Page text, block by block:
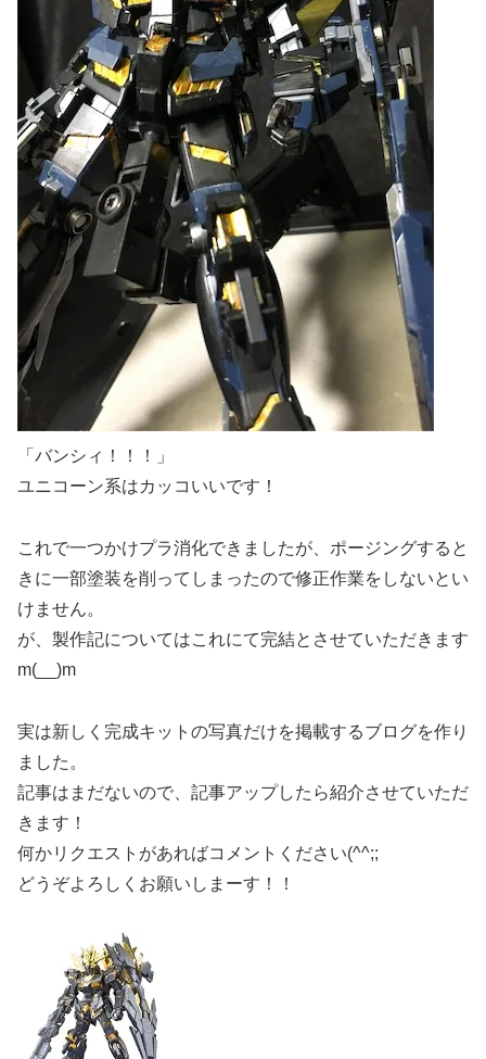
「バンシィ！！！」
ユニコーン系はカッコいいです！
これで一つかけプラ消化できましたが、ポージングすると
きに一部塗装を削ってしまったので修正作業をしないとい
けません。
が、製作記についてはこれにて完結とさせていただきます
m(__)m
実は新しく完成キットの写真だけを掲載するブログを作り
ました。
記事はまだないので、記事アップしたら紹介させていただ
きます！
何かリクエストがあればコメントください(^^;;
どうぞよろしくお願いしまーす！！